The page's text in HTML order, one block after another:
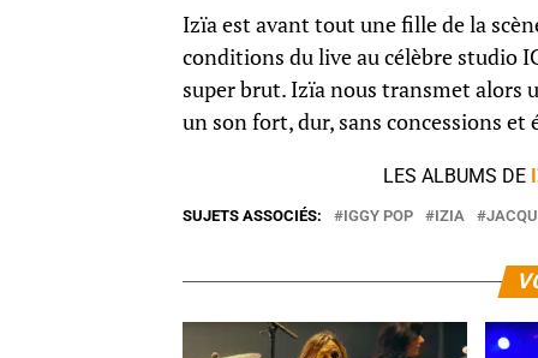
Izïa est avant tout une fille de la
conditions du live au célèbre studio
super brut. Izïa nous transmet alors
un son fort, dur, sans concessions et
LES ALBUMS DE
SUJETS ASSOCIÉS: IGGY POP IZIA